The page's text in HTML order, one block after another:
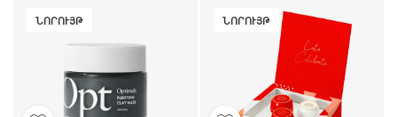
ՆՈՐՈՒՅԹ ՆՈՐՈՒՅԹ